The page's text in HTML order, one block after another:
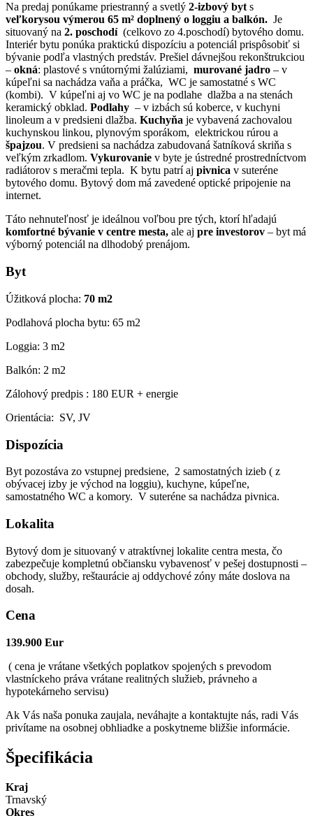
Na predaj ponúkame priestranný a svetlý 2-izbový byt s
veľkorysou výmerou 65 m² doplnený o loggiu a balkón. Je
situovaný na 2. poschodí (celkovo zo 4.poschodí) bytového domu.
Interiér bytu ponúka praktickú dispozíciu a potenciál prispôsobiť si
bývanie podľa vlastných predstáv. Prešiel dávnejšou rekonštrukciou
– okná: plastové s vnútornými žalúziami, murované jadro – v
kúpeľni sa nachádza vaňa a práčka, WC je samostatné s WC
(kombi). V kúpeľni aj vo WC je na podlahe dlažba a na stenách
keramický obklad. Podlahy – v izbách sú koberce, v kuchyni
linoleum a v predsieni dlažba. Kuchyňa je vybavená zachovalou
kuchynskou linkou, plynovým sporákom, elektrickou rúrou a
špajzou. V predsieni sa nachádza zabudovaná šatníková skriňa s
veľkým zrkadlom. Vykurovanie v byte je ústredné prostredníctvom
radiátorov s meračmi tepla. K bytu patrí aj pivnica v suteréne
bytového domu. Bytový dom má zavedené optické pripojenie na
internet.
Táto nehnuteľnosť je ideálnou voľbou pre tých, ktorí hľadajú
komfortné bývanie v centre mesta, ale aj pre investorov – byt má
výborný potenciál na dlhodobý prenájom.
Byt
Úžitková plocha: 70 m2
Podlahová plocha bytu: 65 m2
Loggia: 3 m2
Balkón: 2 m2
Zálohový predpis : 180 EUR + energie
Orientácia: SV, JV
Dispozícia
Byt pozostáva zo vstupnej predsiene, 2 samostatných izieb ( z
obývacej izby je východ na loggiu), kuchyne, kúpeľne,
samostatného WC a komory. V suteréne sa nachádza pivnica.
Lokalita
Bytový dom je situovaný v atraktívnej lokalite centra mesta, čo
zabezpečuje kompletnú občiansku vybavenosť v pešej dostupnosti –
obchody, služby, reštaurácie aj oddychové zóny máte doslova na
dosah.
Cena
139.900 Eur
( cena je vrátane všetkých poplatkov spojených s prevodom
vlastníckeho práva vrátane realitných služieb, právneho a
hypotekárneho servisu)
Ak Vás naša ponuka zaujala, neváhajte a kontaktujte nás, radi Vás
privítame na osobnej obhliadke a poskytneme bližšie informácie.
Špecifikácia
Kraj
Trnavský
Okres